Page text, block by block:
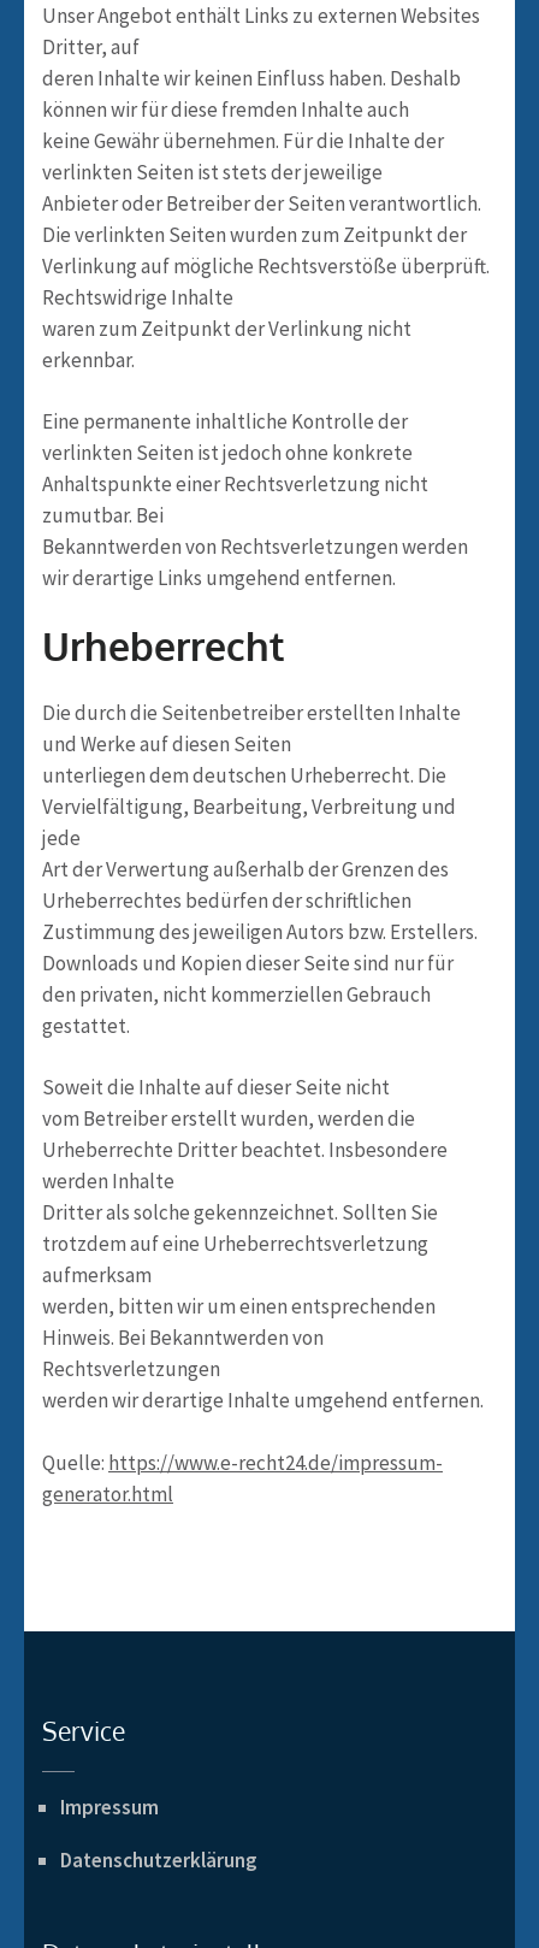
Unser Angebot enthält Links zu externen Websites
Dritter, auf
deren Inhalte wir keinen Einfluss haben. Deshalb
können wir für diese fremden Inhalte auch
keine Gewähr übernehmen. Für die Inhalte der
verlinkten Seiten ist stets der jeweilige
Anbieter oder Betreiber der Seiten verantwortlich.
Die verlinkten Seiten wurden zum Zeitpunkt der
Verlinkung auf mögliche Rechtsverstöße überprüft.
Rechtswidrige Inhalte
waren zum Zeitpunkt der Verlinkung nicht
erkennbar.
Eine permanente inhaltliche Kontrolle der
verlinkten Seiten ist jedoch ohne konkrete
Anhaltspunkte einer Rechtsverletzung nicht
zumutbar. Bei
Bekanntwerden von Rechtsverletzungen werden
wir derartige Links umgehend entfernen.
Urheberrecht
Die durch die Seitenbetreiber erstellten Inhalte
und Werke auf diesen Seiten
unterliegen dem deutschen Urheberrecht. Die
Vervielfältigung, Bearbeitung, Verbreitung und
jede
Art der Verwertung außerhalb der Grenzen des
Urheberrechtes bedürfen der schriftlichen
Zustimmung des jeweiligen Autors bzw. Erstellers.
Downloads und Kopien dieser Seite sind nur für
den privaten, nicht kommerziellen Gebrauch
gestattet.
Soweit die Inhalte auf dieser Seite nicht
vom Betreiber erstellt wurden, werden die
Urheberrechte Dritter beachtet. Insbesondere
werden Inhalte
Dritter als solche gekennzeichnet. Sollten Sie
trotzdem auf eine Urheberrechtsverletzung
aufmerksam
werden, bitten wir um einen entsprechenden
Hinweis. Bei Bekanntwerden von
Rechtsverletzungen
werden wir derartige Inhalte umgehend entfernen.
Quelle: https://www.e-recht24.de/impressum-
generator.html
Service
Impressum
Datenschutzerklärung